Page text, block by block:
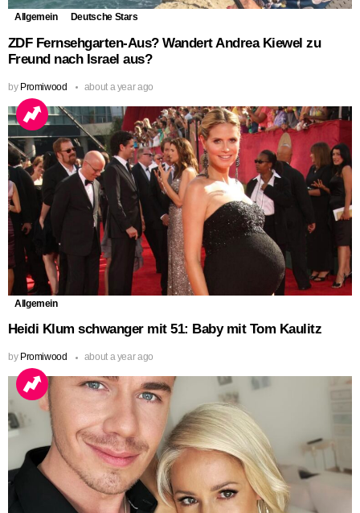
Allgemein Deutsche Stars
ZDF Fernsehgarten-Aus? Wandert Andrea Kiewel zu
Freund nach Israel aus?
by Promiwood about a year ago
Allgemein
Heidi Klum schwanger mit 51: Baby mit Tom Kaulitz
by Promiwood about a year ago